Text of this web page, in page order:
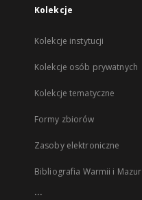
Kolekcje
Kolekcje instytucji
Kolekcje osób prywatnych
Kolekcje tematyczne
Formy zbiorów
Zasoby elektroniczne
Bibliografia Warmii i Mazur
...